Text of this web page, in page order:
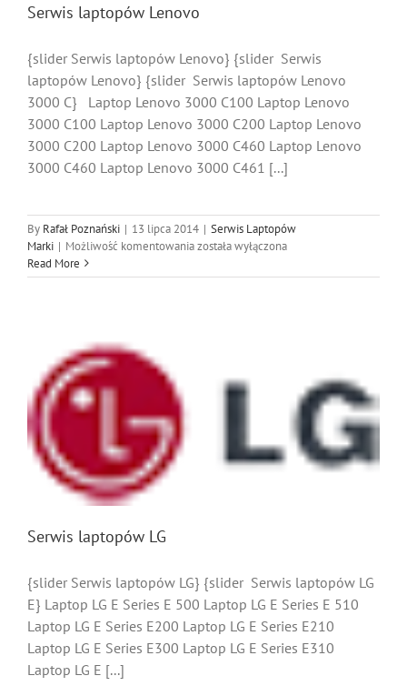
Serwis laptopów Lenovo
{slider Serwis laptopów Lenovo} {slider Serwis
laptopów Lenovo} {slider Serwis laptopów Lenovo
3000 C} Laptop Lenovo 3000 C100 Laptop Lenovo
3000 C100 Laptop Lenovo 3000 C200 Laptop Lenovo
3000 C200 Laptop Lenovo 3000 C460 Laptop Lenovo
3000 C460 Laptop Lenovo 3000 C461 [...]
By Rafał Poznański | 13 lipca 2014 | Serwis Laptopów
Marki | Możliwość komentowaniaSerwis
Lenovo
została wyłączona
Read More
Serwis laptopów LG
{slider Serwis laptopów LG} {slider Serwis laptopów LG
E} Laptop LG E Series E 500 Laptop LG E Series E 510
Laptop LG E Series E200 Laptop LG E Series E210
Laptop LG E Series E300 Laptop LG E Series E310
Laptop LG E [...]